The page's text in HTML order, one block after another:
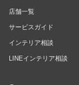
店舗一覧
サービスガイド
インテリア相談
LINEインテリア相談